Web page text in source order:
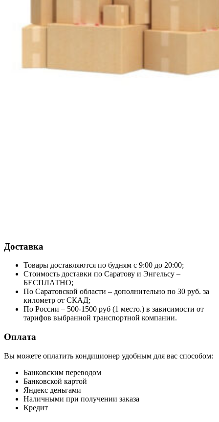
Доставка
Товары доставляются по будням с 9:00 до 20:00;
Стоимость доставки по Саратову и Энгельсу –
БЕСПЛАТНО;
По Саратовской области – дополнительно по 30 руб. за
километр от СКАД;
По России – 500-1500 руб (1 место.) в зависимости от
тарифов выбранной транспортной компании.
Оплата
Вы можете оплатить кондиционер удобным для вас способом:
Банковским переводом
Банковской картой
Яндекс деньгами
Наличными при получении заказа
Кредит